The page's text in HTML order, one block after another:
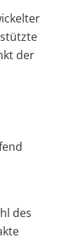
der
des